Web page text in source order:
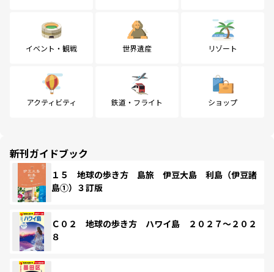
イベント・観戦 世界遺産 リゾート
アクティビティ 鉄道・フライト ショップ
新刊ガイドブック
１５ 地球の歩き方 島旅 伊豆大島 利島（伊豆諸
島①）３訂版
Ｃ０２ 地球の歩き方 ハワイ島 ２０２７～２０２
８